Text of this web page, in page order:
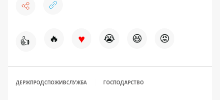
👍 🔥 ♥ 😭 😆 😡
ДЕРЖПРОДСПОЖИВСЛУЖБА ГОСПОДАРСТВО